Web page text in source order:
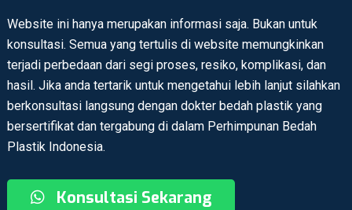
Website ini hanya merupakan informasi saja. Bukan untuk
konsultasi. Semua yang tertulis di website memungkinkan
terjadi perbedaan dari segi proses, resiko, komplikasi, dan
hasil. Jika anda tertarik untuk mengetahui lebih lanjut silahkan
berkonsultasi langsung dengan dokter bedah plastik yang
bersertifikat dan tergabung di dalam Perhimpunan Bedah
Plastik Indonesia.
Konsultasi Sekarang